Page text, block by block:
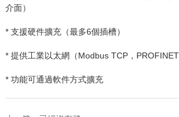
介面）
* 支援硬件擴充（最多6個插槽）
* 提供工業以太網（Modbus TCP， PROFINET
* 功能可通過軟件方式擴充